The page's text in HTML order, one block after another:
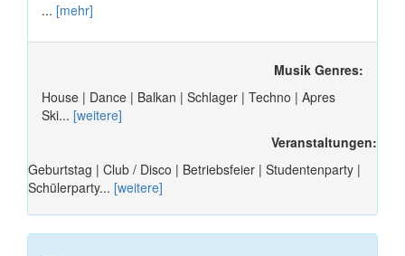
... [mehr]
Musik Genres:
House | Dance | Balkan | Schlager | Techno | Apres
Ski... [weitere]
Veranstaltungen:
Geburtstag | Club / Disco | Betriebsfeier | Studentenparty |
Schülerparty... [weitere]